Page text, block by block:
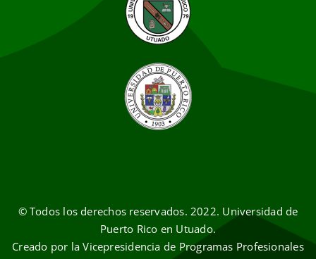
© Todos los derechos reservados. 2022. Universidad de
Puerto Rico en Utuado.
Creado por la Vicepresidencia de Programas Profesionales